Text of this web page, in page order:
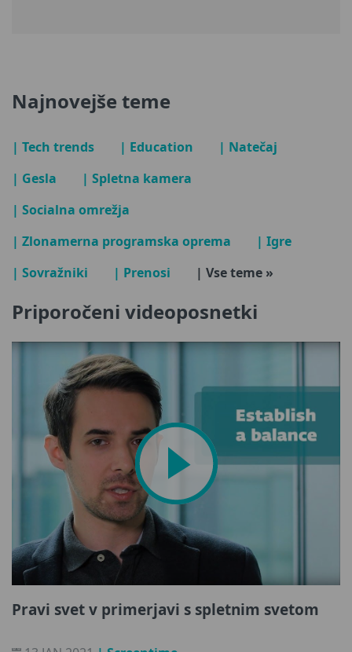
Najnovejše teme
| Tech trends | Education
| Natečaj
| Gesla
| Spletna kamera
| Socialna omrežja
| Zlonamerna programska oprema
| Igre
| Sovražniki
| Prenosi | Vse teme »
Priporočeni videoposnetki
Pravi svet v primerjavi s spletnim svetom